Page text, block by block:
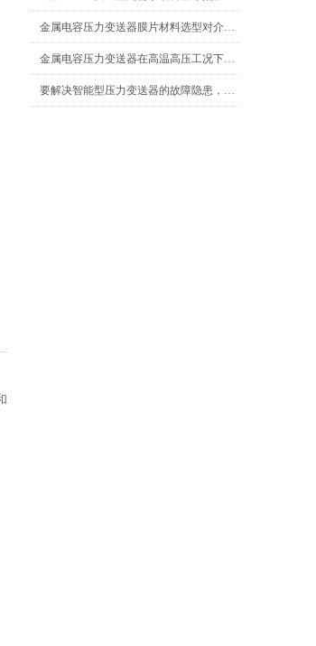
金属电容压力变送器膜片材料选型对介质兼容性的影响
金属电容压力变送器在高温高压工况下的选型要点
要解决智能型压力变送器的故障隐患，这几点一定要防止！